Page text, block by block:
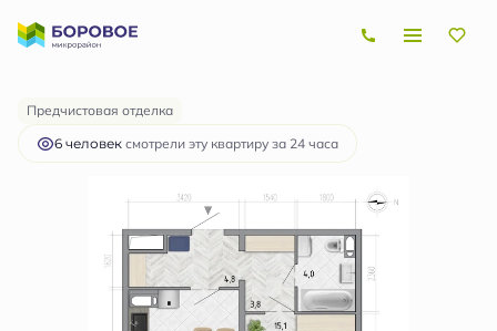
1-комнатная42.4 м 4 948 273 руб.
Ипотекаот 14 789 руб.
Предчистовая отделка
6 человек смотрели эту квартиру за 24 часа